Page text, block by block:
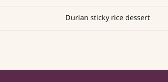
Durian sticky rice dessert